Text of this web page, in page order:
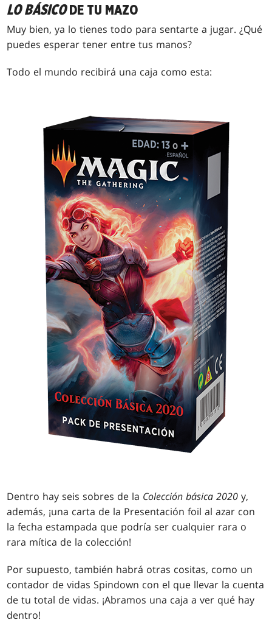
LO BÁSICODE TU MAZO
Muy bien, ya lo tienes todo para sentarte a jugar. ¿Qué
puedes esperar tener entre tus manos?
Todo el mundo recibirá una caja como esta:
Dentro hay seis sobres de la Colección básica 2020 y,
además, ¡una carta de la Presentación foil al azar con
la fecha estampada que podría ser cualquier rara o
rara mítica de la colección!
Por supuesto, también habrá otras cositas, como un
contador de vidas Spindown con el que llevar la cuenta
de tu total de vidas. ¡Abramos una caja a ver qué hay
dentro!